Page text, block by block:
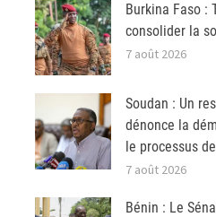
Burkina Faso :
consolider la
7 août 2026
Soudan : Un
dénonce la
le processus
7 août 2026
Bénin : Le